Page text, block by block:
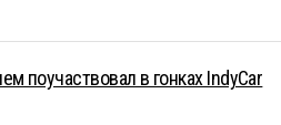
поучаствовал в гонках IndyCar